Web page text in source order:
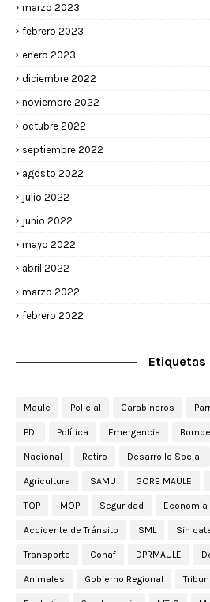
marzo 2023
febrero 2023
enero 2023
diciembre 2022
noviembre 2022
octubre 2022
septiembre 2022
agosto 2022
julio 2022
junio 2022
mayo 2022
abril 2022
marzo 2022
febrero 2022
Etiquetas
Maule Policial Carabineros
PDI Política Emergencia
Nacional Retiro Desarrollo Social
Agricultura SAMU GORE MAULE
TOP MOP Seguridad Economia
Accidente de Tránsito SML Sin
Transporte Conaf DPRMAULE
Animales Gobierno Regional